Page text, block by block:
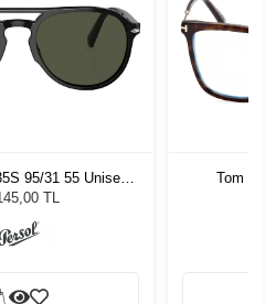
95/31 55 Unisex
Gözlüğü
TL
Tom